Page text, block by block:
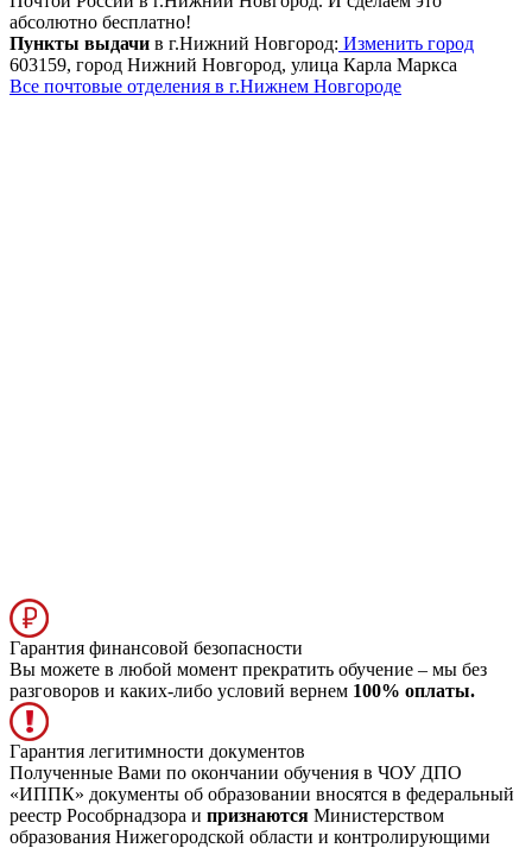
абсолютно бесплатно!
Пункты выдачи в г.Нижний Новгород: Изменить город
603159, город Нижний Новгород, улица Карла Маркса
Все почтовые отделения в г.Нижнем Новгороде
Гарантия финансовой безопасности
Вы можете в любой момент прекратить обучение – мы без
разговоров и каких-либо условий вернем 100% оплаты.
Гарантия легитимности документов
Полученные Вами по окончании обучения в ЧОУ ДПО
«ИППК» документы об образовании вносятся в федеральный
реестр Рособрнадзора и признаются Министерством
образования Нижегородской области и контролирующими